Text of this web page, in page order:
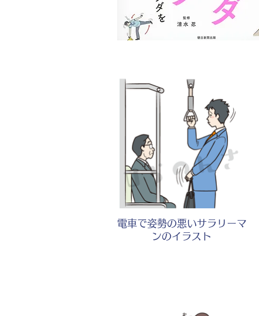
電車で姿勢の悪いサラリーマ
ンのイラスト